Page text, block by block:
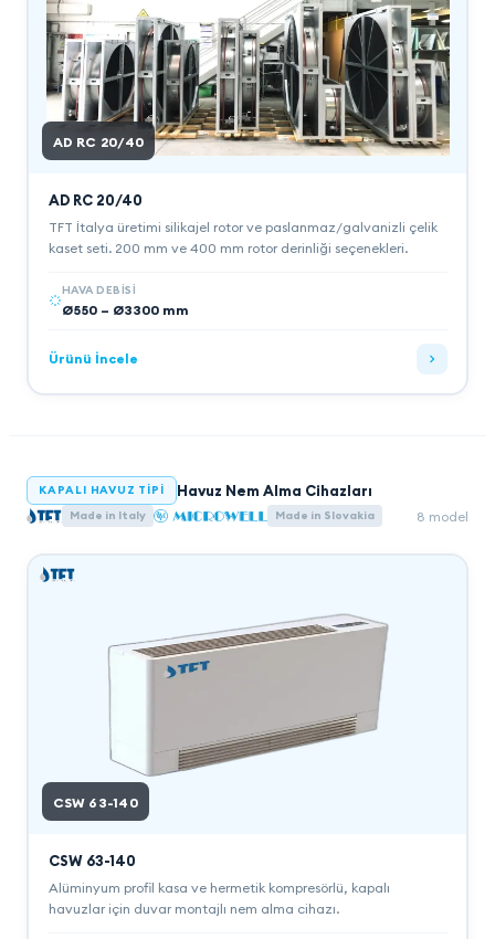
AD RC 20/40
AD RC 20/40
TFT İtalya üretimi silikajel rotor ve paslanmaz/galvanizli çelik
kaset seti. 200 mm ve 400 mm rotor derinliği seçenekleri.
HAVA DEBISI
Ø550 – Ø3300 mm
Ürünü İncele
KAPALI HAVUZ TIPI Havuz Nem Alma Cihazları
Made in Italy Made in Slovakia 8 model
CSW 63-140
CSW 63-140
Alüminyum profil kasa ve hermetik kompresörlü, kapalı
havuzlar için duvar montajlı nem alma cihazı.